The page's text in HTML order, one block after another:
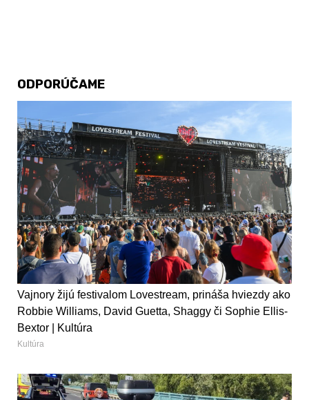
ODPORÚČAME
Vajnory žijú festivalom Lovestream, prináša hviezdy ako
Robbie Williams, David Guetta, Shaggy či Sophie Ellis-
Bextor | Kultúra
Kultúra